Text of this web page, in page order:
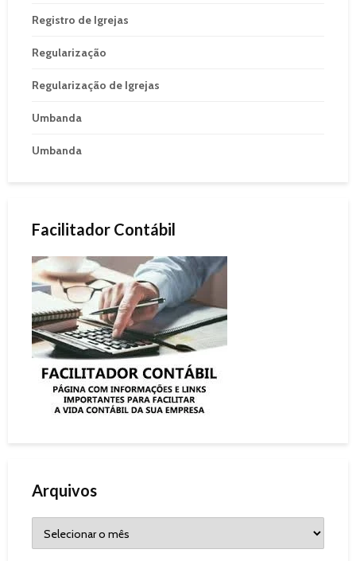
Registro de Igrejas
Regularização
Regularização de Igrejas
Umbanda
Umbanda
Facilitador Contábil
Arquivos